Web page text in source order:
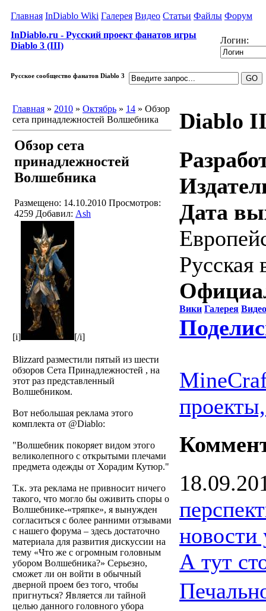
Главная InDiablo Wiki Галерея Видео Статьи Файлы Форум
InDiablo.ru - Русский проект фанатов игры
Diablo 3 (III)
Логин:
Русское сообщество фанатов Diablo 3
Главная » 2010 » Октябрь » 14 » Обзор
сета принадлежностей Волшебника
Обзор сета
принадлежностей
Волшебника
Размещено: 14.10.2010 Просмотров:
4259 Добавил: Ash
[i] [/i]
Blizzard разместили пятый из шести
обзоров Сета Принадлежностей , на
этот раз представленный
Волшебником.
Вот небольшая реклама этого
комплекта от @Diablo:
Волшебник покоряет видом этого
великолепного с открытыми плечами
предмета одежды от Хорадим Кутюр.
Т.к. эта реклама не привносит ничего
такого, что могло бы оживить споры о
Волшебнике-«тряпке», я вынужден
согласиться с более ранними отзывами
с нашего форума – здесь достаточно
материала для развития дискуссии на
тему «Что же с огромным головным
убором Волшебника?» Серьезно,
сможет ли он войти в обычный
дверной проем без того, чтобы
пригнуться? Является ли тайной
целью данного головного убора
Diablo
Дата
Русская
Вики Галерея Видео
новости
А тут